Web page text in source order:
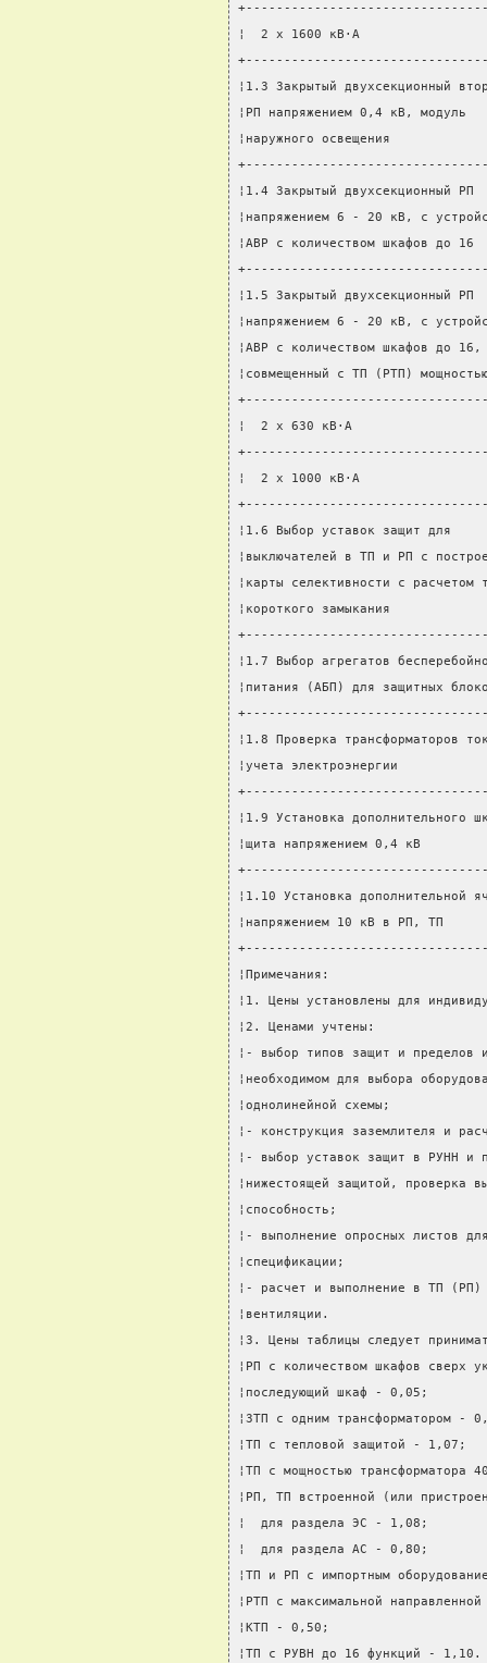
¦  2 х 1600 кВ·А
¦1.3 Закрытый двухсекционный
¦РП напряжением 0,4 кВ,
¦наружного освещения
¦1.4 Закрытый
¦напряжением 6 - 20 кВ, с
¦АВР с количеством
¦1.5 Закрытый
¦напряжением 6 - 20 кВ, с
¦АВР с количеством
¦совмещенный с ТП (РТП)
¦  2 x 630 кВ·А
¦  2 x 1000 кВ·А
¦1.6 Выбор уставок защит
¦выключателей в ТП и РП с
¦карты селективности с
¦короткого замыкания
¦1.7 Выбор агрегатов
¦питания (АБП) для
¦1.8 Проверка
¦учета электроэнергии
¦1.9 Установка
¦щита напряжением 0,4
¦1.10 Установка
¦напряжением 10 кВ в
¦Примечания:
¦1. Цены установлены для
¦2. Ценами учтены:
¦- выбор типов защит и
¦необходимом для выбора
¦однолинейной схемы;
¦- конструкция заземлителя и
¦- выбор уставок защит в РУНН
¦нижестоящей защитой, проверка
¦способность;
¦- выполнение опросных листов
¦спецификации;
¦- расчет и выполнение в ТП (РП)
¦вентиляции.
¦3. Цены таблицы следует
¦РП с количеством шкафов
¦последующий шкаф -
¦ЗТП с одним
¦ТП с тепловой защитой
¦ТП с мощностью
¦РП, ТП встроенной (или
¦  для раздела ЭС -
¦  для раздела АС -
¦ТП и РП с импортным
¦РТП с максимальной
¦КТП - 0,50;
¦ТП с РУВН до 16